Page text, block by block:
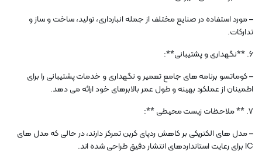
– مورد استفاده در صنایع مختلف از جمله انبارداری، تولید، ساخت و ساز و
تدارکات.
6. **نگهداری و پشتیبانی**:
– کوماتسو برنامه های جامع تعمیر و نگهداری و خدمات پشتیبانی را برای
اطمینان از عملکرد بهینه و طول عمر بالابرهای خود ارائه می دهد.
7. ** ملاحظات زیست محیطی **:
– مدل های الکتریکی بر کاهش ردپای کربن تمرکز دارند، در حالی که مدل های
IC برای رعایت استانداردهای انتشار دقیق طراحی شده اند.